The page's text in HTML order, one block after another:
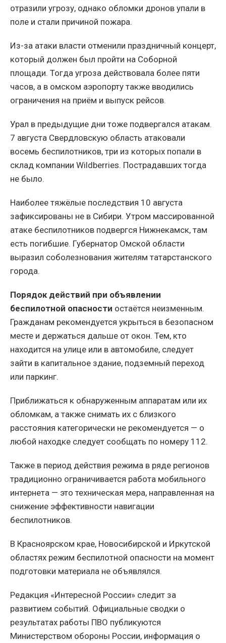
отразили угрозу, однако обломки дронов упали в
поле и стали причиной пожара.
Из-за атаки власти отменили праздничный концерт,
который должен был пройти на Соборной
площади. Тогда угроза действовала более пяти
часов, а в омском аэропорту также вводились
ограничения на приём и выпуск рейсов.
Урал в предыдущие дни тоже подвергался атакам.
7 августа Свердловскую область атаковали
восемь беспилотников, три из которых попали в
склад компании Wildberries. Пострадавших тогда
не было.
Наиболее тяжёлые последствия 10 августа
зафиксированы не в Сибири. Утром массированной
атаке беспилотников подвергся Нижнекамск, там
есть погибшие. Губернатор Омской области
выразил соболезнования жителям татарстанского
города.
Порядок действий при объявлении
беспилотной опасности остаётся неизменным.
Гражданам рекомендуется укрыться в безопасном
месте и держаться дальше от окон. Тем, кто
находится на улице или в автомобиле, следует
зайти в капитальное здание, подземный переход
или паркинг.
Приближаться к обнаруженным аппаратам или их
обломкам, а также снимать их с близкого
расстояния категорически не рекомендуется — о
любой находке следует сообщать по номеру 112.
Также в период действия режима в ряде регионов
традиционно ограничивается работа мобильного
интернета — это техническая мера, направленная на
снижение эффективности навигации
беспилотников.
В Красноярском крае, Новосибирской и Иркутской
областях режим беспилотной опасности на момент
подготовки материала не объявлялся.
Редакция «Интересной России» следит за
развитием событий. Официальные сводки о
результатах работы ПВО публикуются
Министерством обороны России, информация о